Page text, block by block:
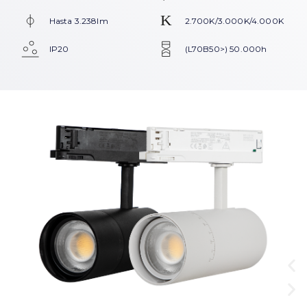
Hasta 3.238lm
IP20
2.700K/3.000K/4.000K
(L70B50>) 50.000h